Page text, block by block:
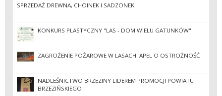
SPRZEDAŻ DREWNA, CHOINEK I SADZONEK
KONKURS PLASTYCZNY "LAS - DOM WIELU GATUNKÓW"
ZAGROŻENIE POŻAROWE W LASACH. APEL O OSTROŻNOŚĆ
NADLEŚNICTWO BRZEZINY LIDEREM PROMOCJI POWIATU
BRZEZIŃSKIEGO